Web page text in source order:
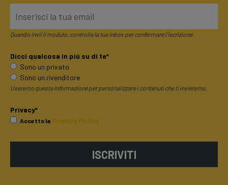
Quando invii il modulo, controlla la tua inbox per confermare l'iscrizione
Dicci qualcosa in più su di te*
Sono un privato
Sono un rivenditore
Useremo questa informazione per personalizzare i contenuti che ti invieremo.
Privacy*
Accetto la Privacy Policy
ISCRIVITI